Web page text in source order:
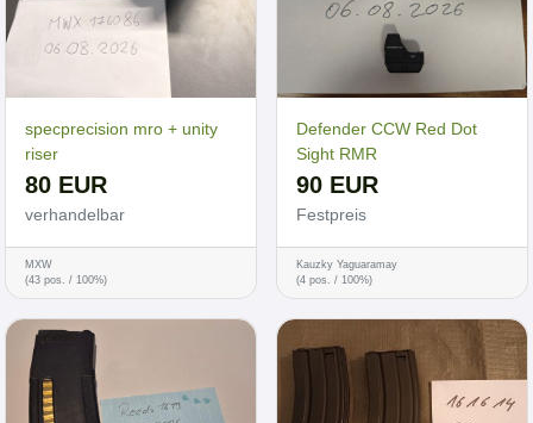
specprecision mro + unity
riser
80 EUR
verhandelbar
MXW
(43 pos. / 100%)
Defender CCW Red Dot
Sight RMR
90 EUR
Festpreis
Kauzky Yaguaramay
(4 pos. / 100%)